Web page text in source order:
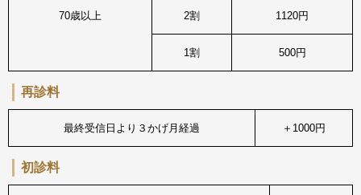
70歳以上 2割 1120円
1割 500円
再診料
最終受信日より３かげ月経過 ＋1000円
初診料